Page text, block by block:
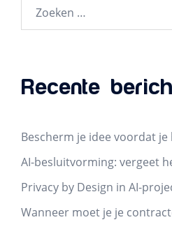
naar:
Recente
Bescherm je idee voordat
AI-besluitvorming: vergeet
Privacy by Design in AI-
Wanneer moet je je